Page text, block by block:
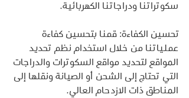
سكوتراتنا ودراجاتنا الكهربائية.
تحسين الكفاءة: قمنا بتحسين كفاءة
عملياتنا من خلال استخدام نظم تحديد
المواقع لتحديد مواقع السكوترات والدراجات
التي تحتاج إلى الشحن أو الصيانة ونقلها إلى
المناطق ذات الازدحام العالي.